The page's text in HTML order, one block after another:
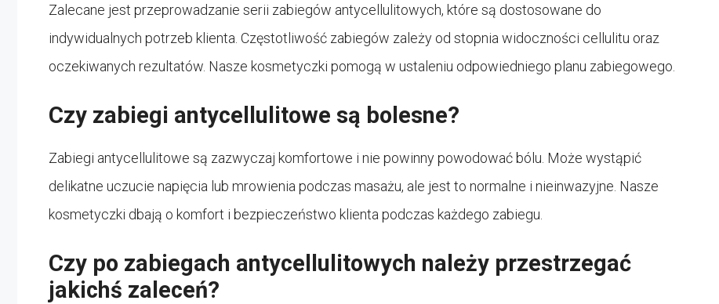
Zalecane jest przeprowadzanie serii zabiegów antycellulitowych, które są dostosowane do
indywidualnych potrzeb klienta. Częstotliwość zabiegów zależy od stopnia widoczności cellulitu oraz
oczekiwanych rezultatów. Nasze kosmetyczki pomogą w ustaleniu odpowiedniego planu zabiegowego.
Czy zabiegi antycellulitowe są bolesne?
Zabiegi antycellulitowe są zazwyczaj komfortowe i nie powinny powodować bólu. Może wystąpić
delikatne uczucie napięcia lub mrowienia podczas masażu, ale jest to normalne i nieinwazyjne. Nasze
kosmetyczki dbają o komfort i bezpieczeństwo klienta podczas każdego zabiegu.
Czy po zabiegach antycellulitowych należy przestrzegać
jakichś zaleceń?